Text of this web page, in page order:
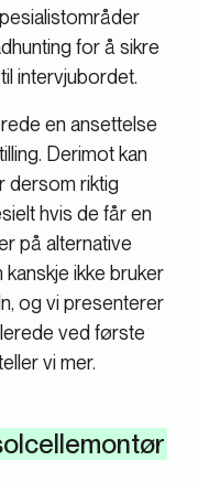
for å sikre
intervjubordet.
en ansettelse
Derimot kan
dersom riktig
hvis de får en
på alternative
ikke bruker
og vi presenterer
ved første
vi mer.